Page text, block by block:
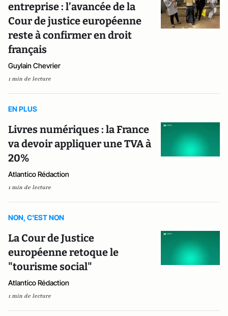
entreprise : l’avancée de la
Cour de justice européenne
reste à confirmer en droit
français
Guylain Chevrier
1 min de lecture
EN PLUS
Livres numériques : la France
va devoir appliquer une TVA à
20%
Atlantico Rédaction
1 min de lecture
NON, C'EST NON
La Cour de Justice
européenne retoque le
"tourisme social"
Atlantico Rédaction
1 min de lecture